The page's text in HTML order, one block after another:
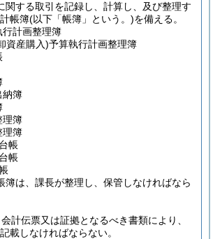
関する取引を記録し、計算し、及び整理す
帳簿(以下「帳簿」という。)を備える。
行計画整理簿
資産購入)予算執行計画整理簿
納簿
理簿
理簿
帳
帳
簿は、課長が整理し、保管しなければなら
計伝票又は証拠となるべき書類により、
載しなければならない。